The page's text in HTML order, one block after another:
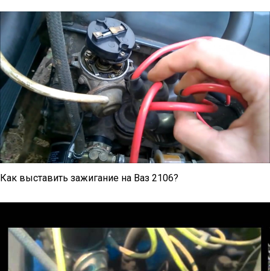
Как выставить зажигание на Ваз 2106?